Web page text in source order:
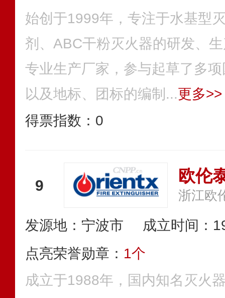
始创于1999年，专注于水基型
剂、ABC干粉灭火器的研发、
专业生产厂家，参与起草了多
以及地标、团标的编制...更多>>
得票指数： 0
9 欧伦
浙江欧
发源地：宁波市
成立时间：
点亮荣誉勋章： 1个
成立于1988年，国内知名灭火